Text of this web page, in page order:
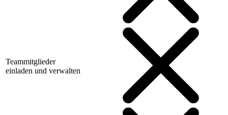
Teammitglieder
einladen und verwalten